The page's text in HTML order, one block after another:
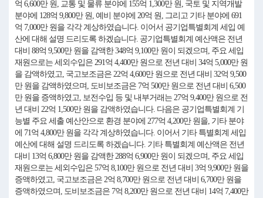
억 6,600만 원, 교통 및 물류 분야에 155억 1,300만 원, 국토 및 지역개발
분야에 128억 9,800만 원, 예비 분야에 20억 원, 그리고 기타 분야에 691
억 7,000만 원을 각각 계상하였습니다. 이어서 공기업특별회계 세입 예
산에 대해 설명 드리도록 하겠습니다. 공기업특별회계 예산액은 전년
대비 88억 9,500만 원을 감액한 348억 9,100만 원이 되겠으며, 주요 세입
재원으로는 세외수입은 291억 4,400만 원으로 전년 대비 34억 5,000만 원
을 감액하였고, 국고보조금은 22억 4,600만 원으로 전년 대비 32억 9,500
만 원을 감액하였으며, 도비보조금은 7억 500만 원으로 전년 대비 6,500
만 원을 증액하였고, 보전수입 등 및 내부거래는 27억 9,400만 원으로 전
년 대비 22억 1,500만 원을 감액하였습니다. 다음은 공기업특별회계 기
능별 주요 세출 예산안으로 환경 분야에 277억 4,200만 원을, 기타 분야
에 71억 4,800만 원을 각각 계상하였습니다. 이어서 기타 특별회계 세입
예산에 대해 설명 드리도록 하겠습니다. 기타 특별회계 예산액은 전년
대비 13억 6,800만 원을 감액한 288억 6,900만 원이 되겠으며, 주요 세입
재원으로는 세외수입은 57억 8,100만 원으로 전년 대비 3억 9,900만 원을
증액하였고, 국고보조금은 2억 8,700만 원으로 전년 대비 6,700만 원을
증액하였으며, 도비보조금은 7억 8,200만 원으로 전년 대비 14억 7,400만